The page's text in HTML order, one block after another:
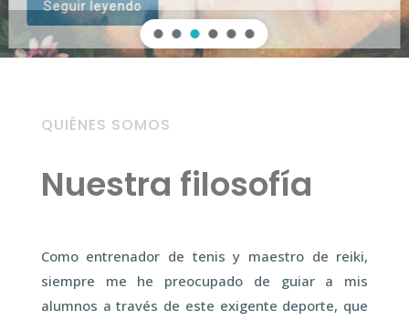
QUIÉNES SOMOS
Nuestra filosofía
Como entrenador de tenis y maestro de reiki,
siempre me he preocupado de guiar a mis
alumnos a través de este exigente deporte, que